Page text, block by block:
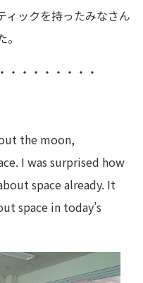
ィックを持ったみなさん
・・・・・・・・
the moon,
I was surprised how
space already. It
space in today’s